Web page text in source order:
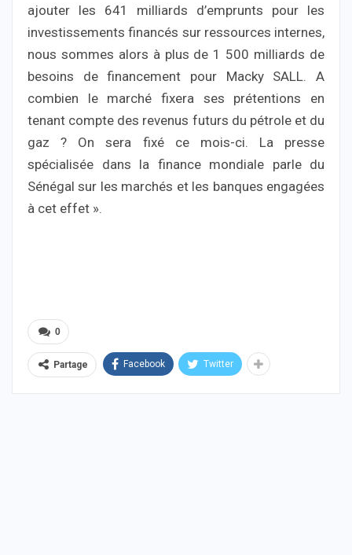
ajouter les 641 milliards d’emprunts pour les
investissements financés sur ressources internes,
nous sommes alors à plus de 1 500 milliards de
besoins de financement pour Macky SALL. A
combien le marché fixera ses prétentions en
tenant compte des revenus futurs du pétrole et du
gaz ? On sera fixé ce mois-ci. La presse
spécialisée dans la finance mondiale parle du
Sénégal sur les marchés et les banques engagées
à cet effet ».
0
Partage Facebook Twitter